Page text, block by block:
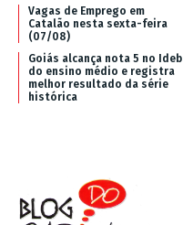
Vagas de Emprego em
Catalão nesta sexta-feira
(07/08)
Goiás alcança nota 5 no Ideb
do ensino médio e registra
melhor resultado da série
histórica